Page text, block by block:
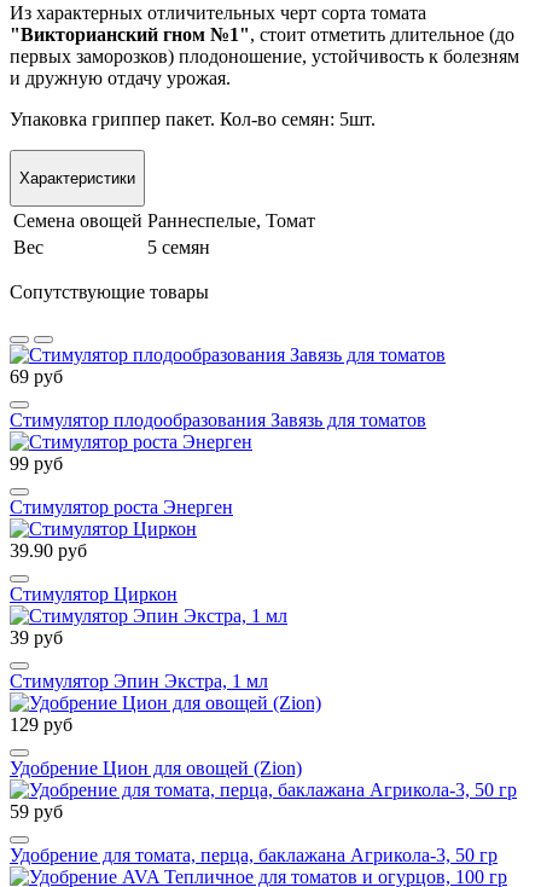
Из характерных отличительных черт сорта томата
"Викторианский гном №1", стоит отметить длительное (до
первых заморозков) плодоношение, устойчивость к болезням
и дружную отдачу урожая.
Упаковка гриппер пакет. Кол-во семян: 5шт.
Характеристики
Семена овощей Раннеспелые, Томат
Вес
5 семян
Сопутствующие товары
69 руб
Стимулятор плодообразования Завязь для томатов
99 руб
Стимулятор роста Энерген
39.90 руб
Стимулятор Циркон
39 руб
Стимулятор Эпин Экстра, 1 мл
129 руб
Удобрение Цион для овощей (Zion)
59 руб
Удобрение для томата, перца, баклажана Агрикола-3, 50 гр